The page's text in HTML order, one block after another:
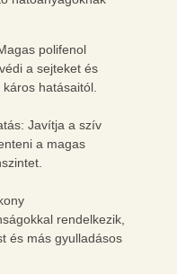
polifenol
a sejteket és
hatásaitól.
Javítja a szív
a magas
rendelkezik,
és más gyulladásos